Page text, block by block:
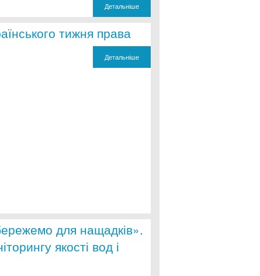
Детальніше
тижня права
Детальніше
для нащадків».
якості вод і